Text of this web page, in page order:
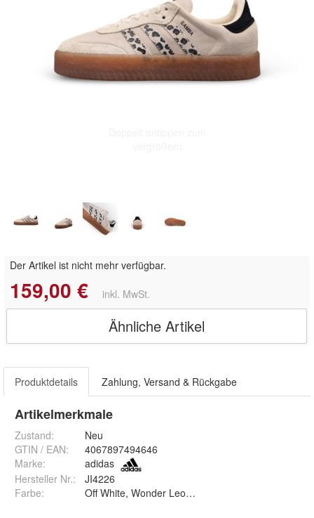
Der Artikel ist nicht mehr verfügbar.
159,00 € inkl. MwSt.
Ähnliche Artikel
Produktdetails Zahlung, Versand & Rückgabe
Artikelmerkmale
Zustand:
Neu
GTIN / EAN:
4067897494646
Marke:
adidas
Hersteller Nr.:
JI4226
Farbe: Off White, Wonder Leopard